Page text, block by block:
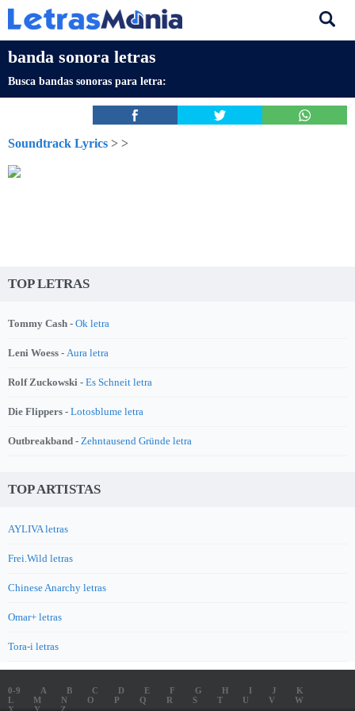
banda sonora letras
Busca bandas sonoras para letra:
Soundtrack Lyrics > >
TOP LETRAS
Tommy Cash - Ok letra
Leni Woess - Aura letra
Rolf Zuckowski - Es Schneit letra
Die Flippers - Lotosblume letra
Outbreakband - Zehntausend Gründe letra
TOP ARTISTAS
AYLIVA letras
Frei.Wild letras
Chinese Anarchy letras
Omar+ letras
Tora-i letras
0-9 A B C D E F G H I J
K
L
M N O P Q R S T U V
W